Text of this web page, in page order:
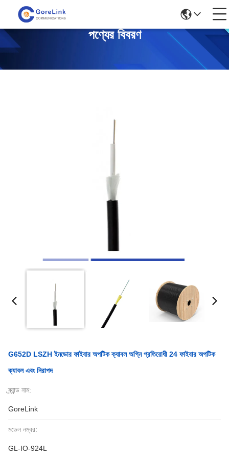
পণ্যের বিবরণ
G652D LSZH ইনডোর ফাইবার অপটিক ক্যাবল অগ্নি প্রতিরোধী 24 ফাইবার অপটিক
ক্যাবল এবং নিরাপদ
ব্র্যান্ড নাম:
GoreLink
মডেল নম্বর:
GL-IO-924L